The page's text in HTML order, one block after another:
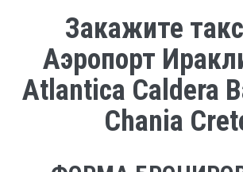
Закажите
Аэропорт
Atlantica Caldera
Chania